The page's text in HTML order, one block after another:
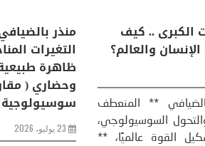
زمن التحولات
يُعاد تشكيل
10 يوليو، 2026
كتب: منذر
الحضاري، **
** وإعادة
أمريكا وايران:
و “هرمز” مربط
عاد الرئيس
ترامب إلى قصف